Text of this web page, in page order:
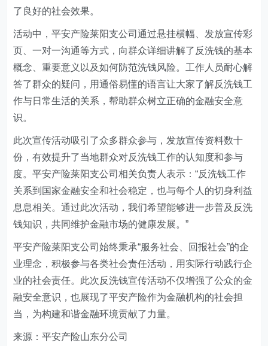
了良好的社会效果。
活动中，平安产险莱阳支公司通过悬挂横幅、发放宣传彩
页、一对一沟通等方式，向群众详细讲解了反洗钱的基本
概念、重要意义以及如何防范洗钱风险。工作人员耐心解
答了群众的疑问，用通俗易懂的语言让大家了解反洗钱工
作与日常生活的关系，帮助群众树立正确的金融安全意
识。
此次宣传活动吸引了众多群众参与，发放宣传资料数十
份，有效提升了当地群众对反洗钱工作的认知度和参与
度。平安产险莱阳支公司相关负责人表示：“反洗钱工作
关系到国家金融安全和社会稳定，也与每个人的切身利益
息息相关。通过此次活动，我们希望能够进一步普及反洗
钱知识，共同维护金融市场的健康发展。”
平安产险莱阳支公司始终秉承“服务社会、回报社会”的企
业理念，积极参与各类社会责任活动，用实际行动践行企
业的社会责任。此次反洗钱宣传活动不仅增强了公众的金
融安全意识，也展现了平安产险作为金融机构的社会担
当，为构建和谐金融环境贡献了力量。
来源：平安产险山东分公司